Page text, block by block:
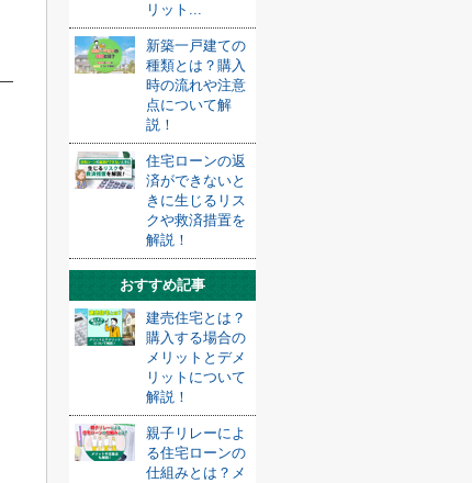
リット...
新築一戸建ての
種類とは？購入
時の流れや注意
点について解
説！
住宅ローンの返
済ができないと
きに生じるリス
クや救済措置を
解説！
おすすめ記事
建売住宅とは？
購入する場合の
メリットとデメ
リットについて
解説！
親子リレーによ
る住宅ローンの
仕組みとは？メ